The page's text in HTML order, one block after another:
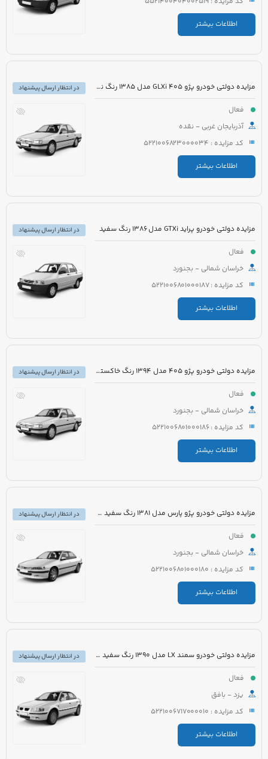
اطلاعات بیشتر
مزایده دولتی خودرو پژو 405 GLXi مدل 1385 رنگ نقره ای
فعال
آذربایجان غربی - نقده
کد مزایده : 5221006823000034
اطلاعات بیشتر
در انتظار ارسال پیشنهاد
مزایده دولتی خودرو پراید GTXi مدل 1386 رنگ سفید
فعال
خراسان شمالی - بجنورد
کد مزایده : 5221006801000187
اطلاعات بیشتر
در انتظار ارسال پیشنهاد
مزایده دولتی خودرو پژو 405 مدل 1394 رنگ خاکستری
فعال
خراسان شمالی - بجنورد
کد مزایده : 5221006801000186
اطلاعات بیشتر
در انتظار ارسال پیشنهاد
مزایده دولتی خودرو پژو پارس مدل 1381 رنگ سفید متالیک
فعال
خراسان شمالی - بجنورد
کد مزایده : 5221006801000180
اطلاعات بیشتر
در انتظار ارسال پیشنهاد
مزایده دولتی خودرو سمند LX مدل 1390 رنگ سفید روغنی
فعال
یزد - بافق
کد مزایده : 5221006717000010
اطلاعات بیشتر
در انتظار ارسال پیشنهاد